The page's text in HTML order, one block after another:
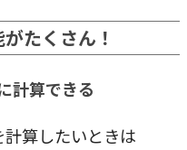
たくさん！
計算できる
算したいときは